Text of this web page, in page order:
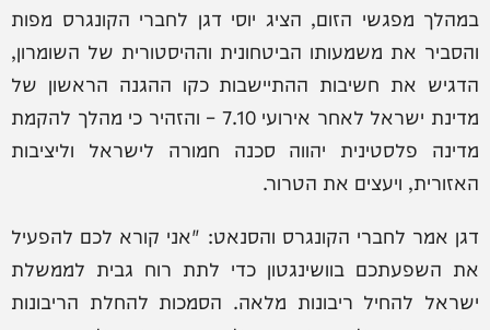
במהלך מפגשי הזום, הציג יוסי דגן לחברי הקונגרס מפות
והסביר את משמעותו הביטחונית וההיסטורית של השומרון,
הדגיש את חשיבות ההתיישבות כקו ההגנה הראשון של
מדינת ישראל לאחר אירועי 7.10 – והזהיר כי מהלך להקמת
מדינה פלסטינית יהווה סכנה חמורה לישראל וליציבות
האזורית, ויעצים את הטרור.
דגן אמר לחברי הקונגרס והסנאט: "אני קורא לכם להפעיל
את השפעתכם בוושינגטון כדי לתת רוח גבית לממשלת
ישראל להחיל ריבונות מלאה. הסמכות להחלת הריבונות